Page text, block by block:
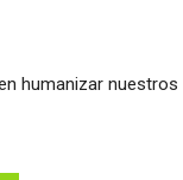
humanizar nuestros